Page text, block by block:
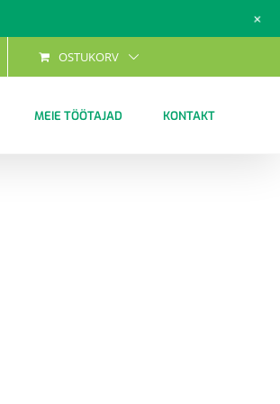
OSTUKORV
MEIE TÖÖTAJAD KONTAKT
+